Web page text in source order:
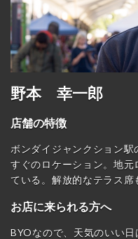
野本 幸一郎
店舗の特徴
ボンダイジャンクション
すぐのロケーション。地
ている。解放的なテラス席
お店に来られる方へ
BYOなので、天気のいい